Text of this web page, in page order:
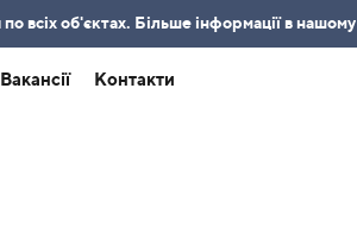
всіх об'єктах. Більше інформації в нашому
Вакансії Контакти